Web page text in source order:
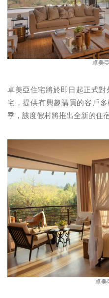
卓美
卓美亞住宅將於即日起正式
宅，提供有興趣購買的客戶
季，該度假村將推出全新的住
卓美